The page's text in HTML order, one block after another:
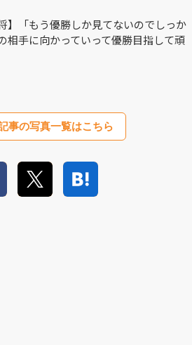
】「もう優勝しか見てないのでしっか
相手に向かっていって優勝目指して頑
事の写真一覧はこちら